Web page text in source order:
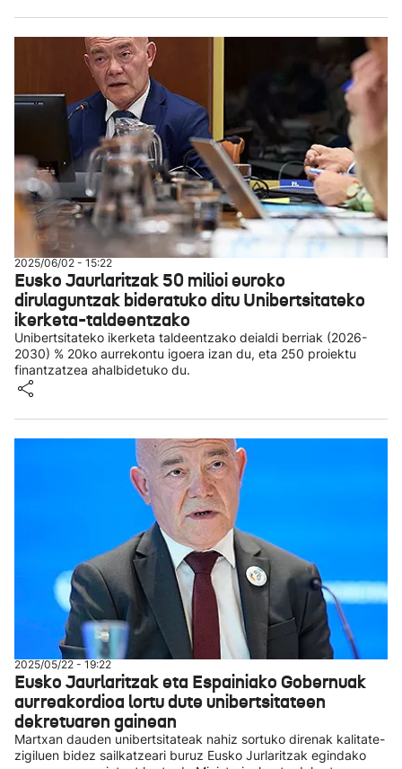
2025/06/02 - 15:22
Eusko Jaurlaritzak 50 milioi euroko
dirulaguntzak bideratuko ditu Unibertsitateko
ikerketa-taldeentzako
Unibertsitateko ikerketa taldeentzako deialdi berriak (2026-
2030) % 20ko aurrekontu igoera izan du, eta 250 proiektu
finantzatzea ahalbidetuko du.
2025/05/22 - 19:22
Eusko Jaurlaritzak eta Espainiako Gobernuak
aurreakordioa lortu dute unibertsitateen
dekretuaren gainean
Martxan dauden unibertsitateak nahiz sortuko direnak kalitate-
zigiluen bidez sailkatzeari buruz Eusko Jurlaritzak egindako